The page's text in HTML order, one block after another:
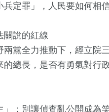
定罪」，人民要如何相
關說的紅線
黨全力推動下，經立院
總長，是否有勇氣對行
：別讓偵查亂公開成為